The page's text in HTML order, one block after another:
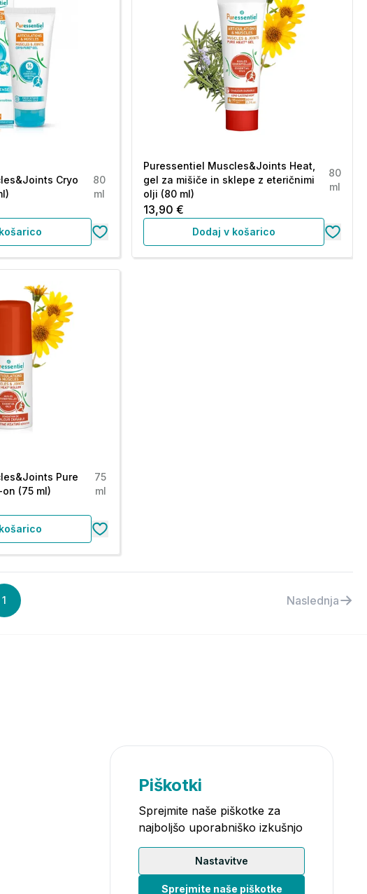
Cryo
80
ml
Puressentiel Muscles&Joints Heat,
gel za mišiče in sklepe z eteričnimi
olji (80 ml)
80
ml
13,90 €
Dodaj v košarico
Pure
(75 ml)
75
ml
1 Naslednja
Piškotki
Sprejmite naše piškotke za
najboljšo uporabniško izkušnjo
Nastavitve
Sprejmite naše piškotke